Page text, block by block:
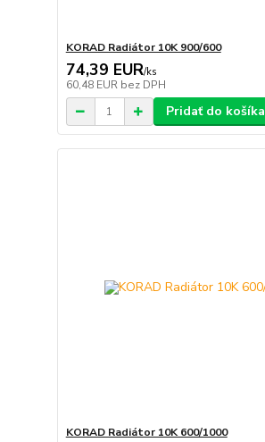
KORAD Radiátor 10K 900/600
74,39 EUR/ks
60,48 EUR bez DPH
Pridať do košíka
KORAD Radiátor 10K 600/1000